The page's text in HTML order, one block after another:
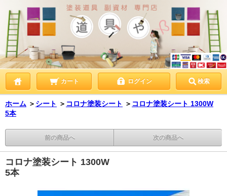
カート ログイン 検索
ホーム ＞ シート ＞ コロナ塗装シート ＞ コロナ塗装シート 1300W
5本
前の商品へ 次の商品へ
コロナ塗装シート 1300W
5本